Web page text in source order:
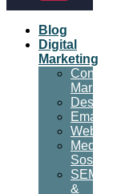
Blog
Digital
Marketing
Content
Marketing
Desain
Email
Website
Media
Sosial
SEM
&